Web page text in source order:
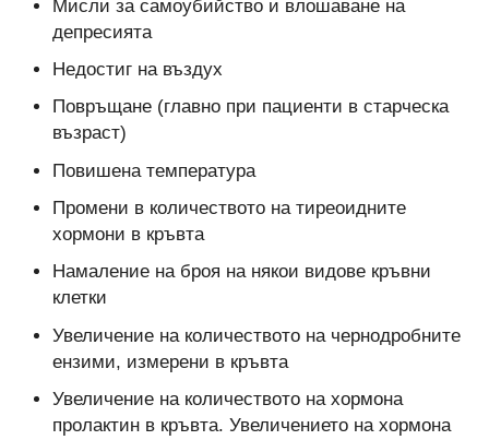
Мисли за самоубийство и влошаване на
депресията
Недостиг на въздух
Повръщане (главно при пациенти в старческа
възраст)
Повишена температура
Промени в количеството на тиреоидните
хормони в кръвта
Намаление на броя на някои видове кръвни
клетки
Увеличение на количеството на чернодробните
ензими, измерени в кръвта
Увеличение на количеството на хормона
пролактин в кръвта. Увеличението на хормона